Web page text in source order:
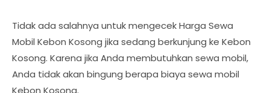
Tidak ada salahnya untuk mengecek Harga Sewa
Mobil Kebon Kosong jika sedang berkunjung ke Kebon
Kosong. Karena jika Anda membutuhkan sewa mobil,
Anda tidak akan bingung berapa biaya sewa mobil
Kebon Kosong.